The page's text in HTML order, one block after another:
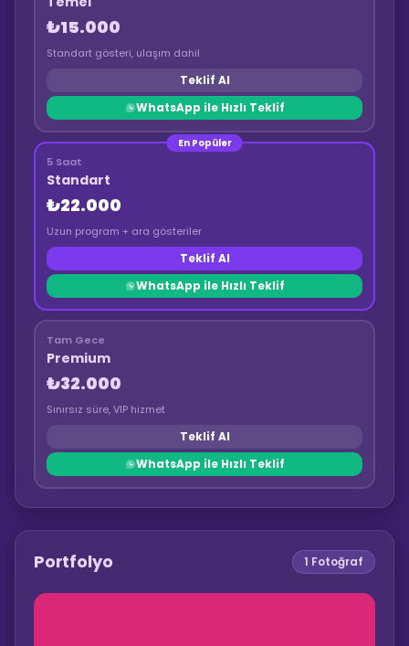
₺15.000
Standart gösteri, ulaşım dahil
Teklif Al
WhatsApp ile Hızlı Teklif
En Popüler
5 Saat
Standart
₺22.000
Uzun program + ara gösteriler
Teklif Al
WhatsApp ile Hızlı Teklif
Tam Gece
Premium
₺32.000
Sınırsız süre, VIP hizmet
Teklif Al
WhatsApp ile Hızlı Teklif
Portfolyo 1 Fotoğraf